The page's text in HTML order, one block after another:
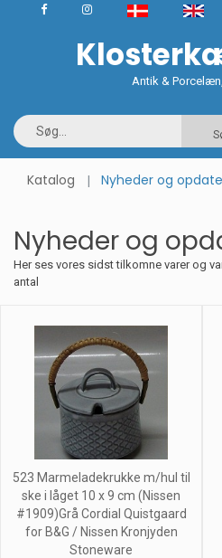
Antik &
Katalog Nyheder og
Nyheder og
Her ses vores sidst tilkomne varer og
antal
523 Marmeladekrukke m/hul til
ske i låget 10 x 9 cm (Nissen
#1909)Grå Cordial Quistgaard
for B&G / Nissen Kronjyden
Stoneware